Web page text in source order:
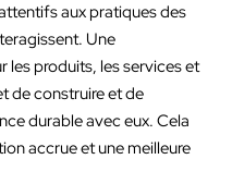
aux pratiques des
Une
les produits, les services et
de construire et de
durable avec eux. Cela
accrue et une meilleure